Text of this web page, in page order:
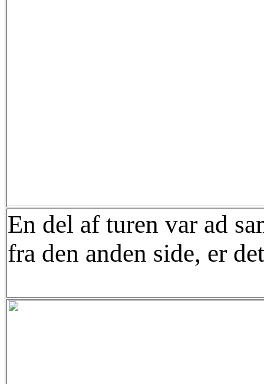
En del af turen var ad
fra den anden side, er